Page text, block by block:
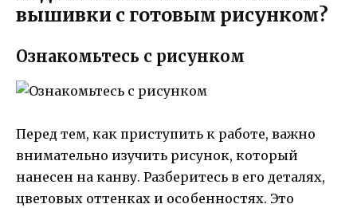
вышивки с готовым рисунком?
Ознакомьтесь с рисунком
Перед тем, как приступить к работе, важно
внимательно изучить рисунок, который
нанесен на канву. Разберитесь в его деталях,
цветовых оттенках и особенностях. Это